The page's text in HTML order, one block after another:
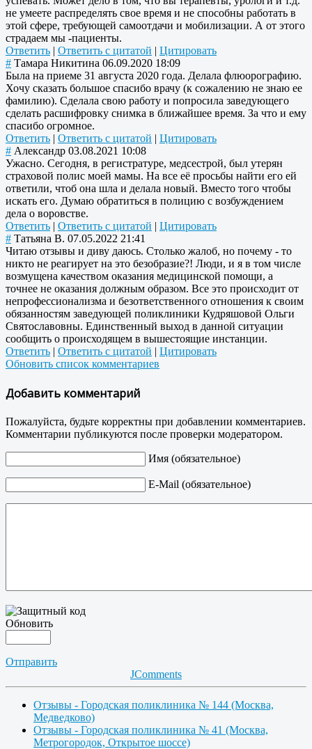
не умеете распределять свое время и не способны работать в
этой сфере, требующей самоотдачи и мобилизации. А от этого
страдаем мы -пациенты.
Ответить | Ответить с цитатой | Цитировать
# Тамара Никитина 06.09.2020 18:09
Была на приеме 31 августа 2020 года. Делала флюорографию.
Хочу сказать большое спасибо врачу (к сожалению не знаю ее
фамилию). Сделала свою работу и попросила заведующего
сделать расшифровку снимка в ближайшее время. За что и ему
спасибо огромное.
Ответить | Ответить с цитатой | Цитировать
# Александр 03.08.2021 10:08
Ужасно. Сегодня, в регистратуре, медсестрой, был утерян
страховой полис моей мамы. На все её просьбы найти его ей
ответили, чтоб она шла и делала новый. Вместо того чтобы
искать его. Думаю обратиться в полицию с возбуждением
дела о воровстве.
Ответить | Ответить с цитатой | Цитировать
# Татьяна В. 07.05.2022 21:41
Читаю отзывы и диву даюсь. Столько жалоб, но почему - то
никто не реагирует на это безобразие?! Люди, и я в том числе
возмущена качеством оказания медицинской помощи, а
точнее не оказания должным образом. Все это происходит от
непрофессионализма и безответственного отношения к своим
обязанностям заведующей поликлиники Кудряшовой Ольги
Святославовны. Единственный выход в данной ситуации
сообщить о происходящем в вышестоящие инстанции.
Ответить | Ответить с цитатой | Цитировать
Обновить список комментариев
Добавить комментарий
Пожалуйста, будьте корректны при добавлении комментариев.
Комментарии публикуются после проверки модератором.
Имя (обязательное)
E-Mail (обязательное)
Обновить
Отправить
JComments
Отзывы - Городская поликлиника № 144 (Москва,
Медведково)
Отзывы - Городская поликлиника № 41 (Москва,
Метрогородок, Открытое шоссе)